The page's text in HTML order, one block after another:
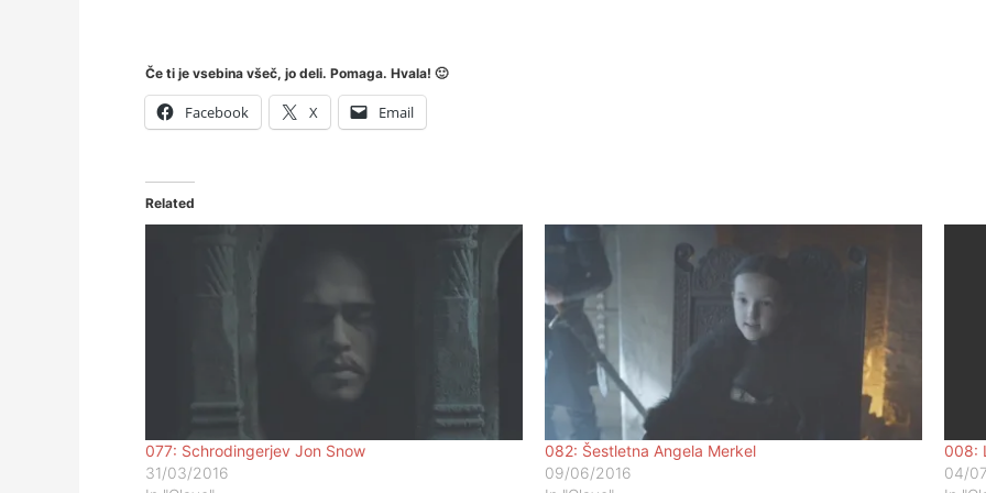
Če ti je vsebina všeč, jo deli. Pomaga. Hvala! 🙂
Facebook X Email
Related
077: Schrodingerjev Jon Snow
31/03/2016
082: Šestletna Angela Merkel
09/06/2016
008:
04/